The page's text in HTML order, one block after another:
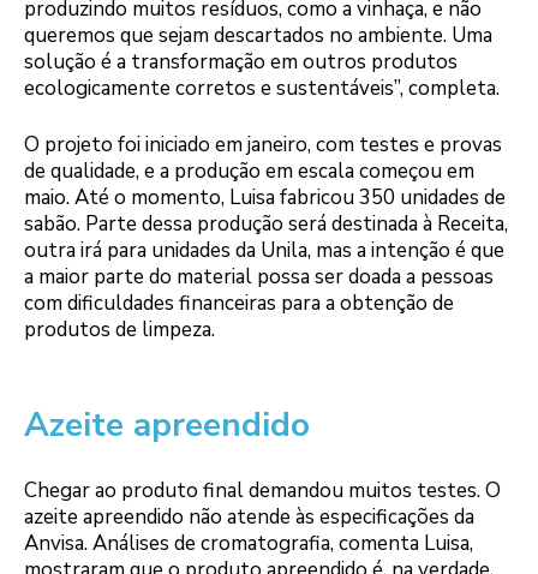
produzindo muitos resíduos, como a vinhaça, e não
queremos que sejam descartados no ambiente. Uma
solução é a transformação em outros produtos
ecologicamente corretos e sustentáveis”, completa.
O projeto foi iniciado em janeiro, com testes e provas
de qualidade, e a produção em escala começou em
maio. Até o momento, Luisa fabricou 350 unidades de
sabão. Parte dessa produção será destinada à Receita,
outra irá para unidades da Unila, mas a intenção é que
a maior parte do material possa ser doada a pessoas
com dificuldades financeiras para a obtenção de
produtos de limpeza.
Azeite apreendido
Chegar ao produto final demandou muitos testes. O
azeite apreendido não atende às especificações da
Anvisa. Análises de cromatografia, comenta Luisa,